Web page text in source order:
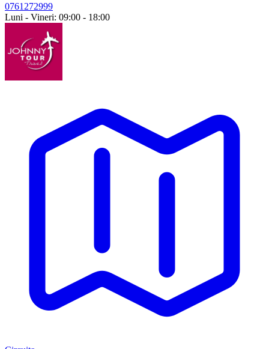
0761272999
Luni - Vineri: 09:00 - 18:00